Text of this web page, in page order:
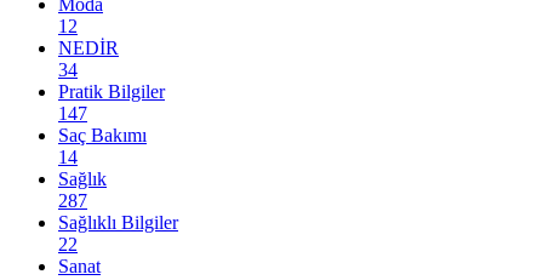
Moda
12
NEDİR
34
Pratik Bilgiler
147
Saç Bakımı
14
Sağlık
287
Sağlıklı Bilgiler
22
Sanat